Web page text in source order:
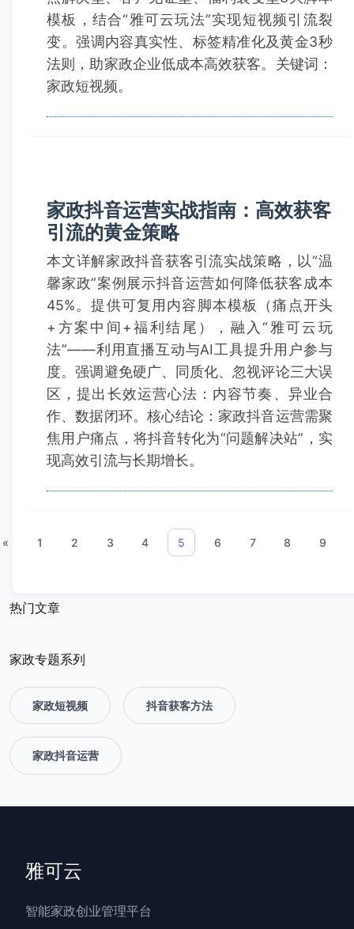
模板，结合“雅可云玩法”实现短视频引流裂
变。强调内容真实性、标签精准化及黄金3秒
法则，助家政企业低成本高效获客。关键词：
家政短视频。
家政抖音运营实战指南：高效获客
引流的黄金策略
本文详解家政抖音获客引流实战策略，以“温
馨家政”案例展示抖音运营如何降低获客成本
45%。提供可复用内容脚本模板（痛点开头
+方案中间+福利结尾），融入“雅可云玩
法”——利用直播互动与AI工具提升用户参与
度。强调避免硬广、同质化、忽视评论三大误
区，提出长效运营心法：内容节奏、异业合
作、数据闭环。核心结论：家政抖音运营需聚
焦用户痛点，将抖音转化为“问题解决站”，实
现高效引流与长期增长。
« 1 2 3 4 5 6 7 8 9
热门文章
家政专题系列
家政短视频 抖音获客方法
家政抖音运营
雅可云
智能家政创业管理平台